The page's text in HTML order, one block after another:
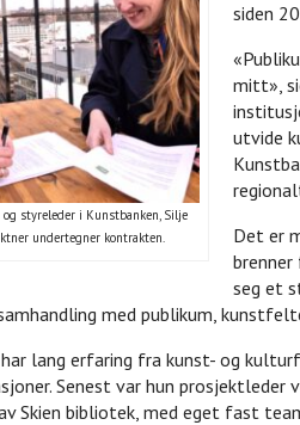
styreleder i Kunstbanken, Silje
undertegner kontrakten.
siden
mitt»,
utvide
Det er
seg et
med publikum,
har lang erfaring fra kunst- og
Senest var hun
Skien bibliotek, med eget fast